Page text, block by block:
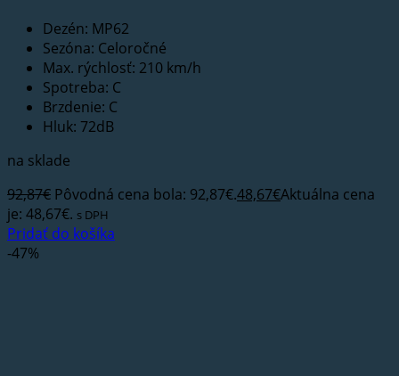
Dezén: MP62
Sezóna: Celoročné
Max. rýchlosť: 210 km/h
Spotreba: C
Brzdenie: C
Hluk: 72dB
na sklade
92,87€ Pôvodná cena bola: 92,87€.48,67€Aktuálna cena
je: 48,67€. s DPH
Pridať do košíka
-47%